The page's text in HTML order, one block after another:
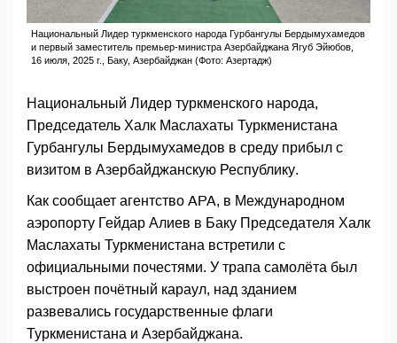
Национальный Лидер туркменского народа Гурбангулы Бердымухамедов
и первый заместитель премьер-министра Азербайджана Ягуб Эйюбов,
16 июля, 2025 г., Баку, Азербайджан (Фото: Азертадж)
Национальный Лидер туркменского народа,
Председатель Халк Маслахаты Туркменистана
Гурбангулы Бердымухамедов в среду прибыл с
визитом в Азербайджанскую Республику.
Как сообщает агентство APA, в Международном
аэропорту Гейдар Алиев в Баку Председателя Халк
Маслахаты Туркменистана встретили с
официальными почестями. У трапа самолёта был
выстроен почётный караул, над зданием
развевались государственные флаги
Туркменистана и Азербайджана.